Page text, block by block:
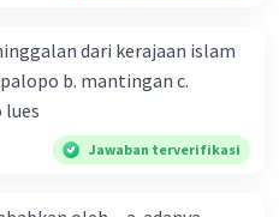
dari kerajaan islam
e. gayo lues
Jawaban terverifikasi